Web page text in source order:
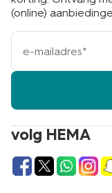
volg HEMA
(online)
e-
mailadres